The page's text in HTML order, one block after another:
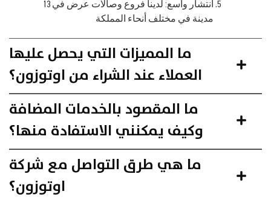
انتشار واسع: لدينا فروع وصالات عرض في 13
مدينة في مختلف أنحاء المملكة
ما المميزات التي يحصل عليها
العملاء عند الشراء من اوتوزون؟
ما المقصود بالخدمات المضافة
وكيف يمكنني الاستفادة منها؟
ما هي طرق التواصل مع شركة
اوتوزون؟